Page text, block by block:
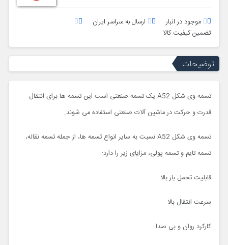
موجود در انبار
ارسال به سراسر ایران
تضمین کیفیت کالا
توضیحات
تسمه وی شکل A52 یک تسمه صنعتی است.این تسمه ها برای انتقال
قدرت و حرکت در ماشین آلات صنعتی استفاده می شوند.
تسمه وی شکل A52 نسبت به سایر انواع تسمه ها، از جمله تسمه نقاله،
تسمه تایم و تسمه پولی، مزایای زیر را دارد:
قابلیت تحمل بار بالا
سرعت انتقال بالا
کارکرد روان و بی صدا